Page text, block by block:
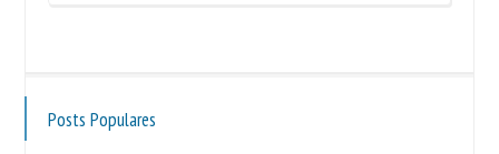
Posts Populares